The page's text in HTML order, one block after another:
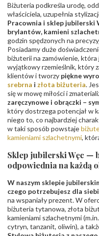
Biżuteria podkreśla urodę,
właściciela, uzupełnia
Pracownia i sklep jubilerski
brylantów, kamieni
godzin spędzonych na
Posiadamy duże
biżuterii na zamówienie,
wyjątkowy rzemieślnik, który
klientów i tworzy piękne
srebrna i złota biżuteria.
się w mowę miłości i
zaręczynowe i obrączki –
który dostrzega potencjał w
niego to, co najbardziej
w taki sposób powstaje
kamieniami szlachetnymi,
Sklep jubilerski Węc —
odpowiednia na każdą
W naszym sklepie
czego potrzebujesz dla
na wspaniały prezent. W
biżuteria tytanowa, złota
kamieniami szlachetnymi
cytryn, tanzanit, oliwin), a